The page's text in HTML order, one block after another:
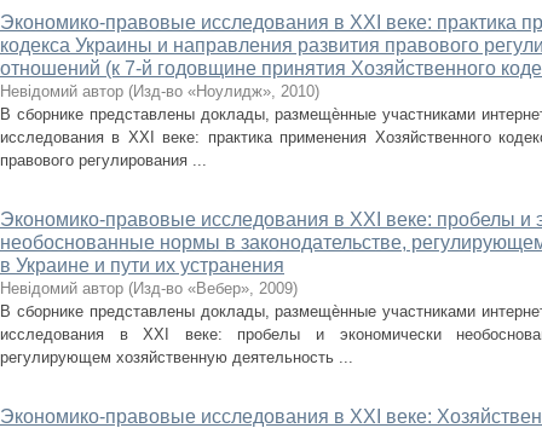
Экономико-правовые исследования в XXI веке: практика
кодекса Украины и направления развития правового
отношений (к 7-й годовщине принятия Хозяйственного
Невідомий автор (Изд-во «Ноулидж», 2010)
В сборнике представлены доклады, размещѐнные участниками
исследования в XXI веке: практика применения Хозяйственного
правового регулирования ...
Экономико-правовые исследования в XXI веке: пробелы и
необоснованные нормы в законодательстве,
в Украине и пути их устранения
Невідомий автор (Изд-во «Вебер», 2009)
В сборнике представлены доклады, размещѐнные участниками
исследования в XXI веке: пробелы и экономически
регулирующем хозяйственную деятельность ...
Экономико-правовые исследования в XXI веке: